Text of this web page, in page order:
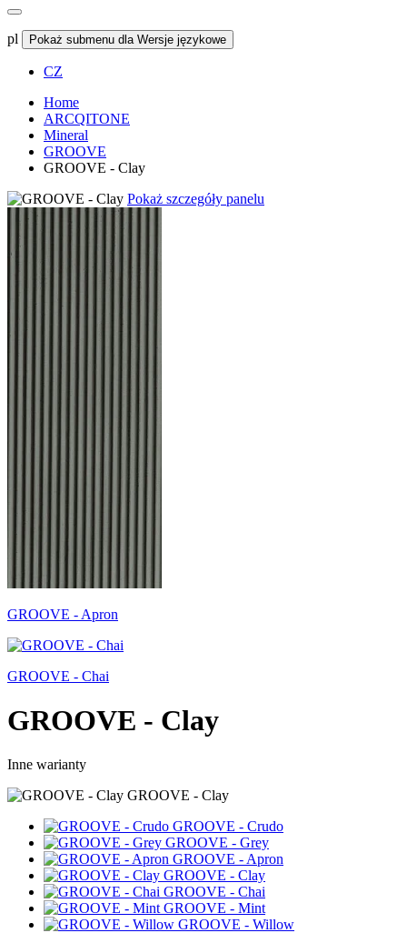
pl Pokaż submenu dla Wersje językowe
CZ
Home
ARCQITONE
Mineral
GROOVE
GROOVE - Clay
Pokaż szczegóły panelu
GROOVE - Apron
GROOVE - Chai
GROOVE - Clay
Inne warianty
GROOVE - Clay
GROOVE - Crudo
GROOVE - Grey
GROOVE - Apron
GROOVE - Clay
GROOVE - Chai
GROOVE - Mint
GROOVE - Willow